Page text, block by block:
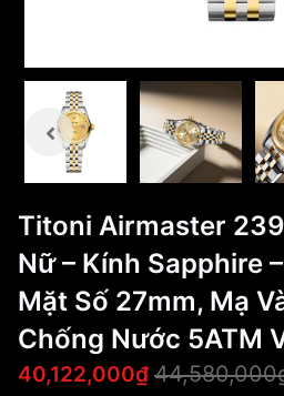
Titoni Airmaster
Nữ – Kính Sapphire
Mặt Số 27mm, Mạ
Chống Nước 5ATM
40,122,000₫